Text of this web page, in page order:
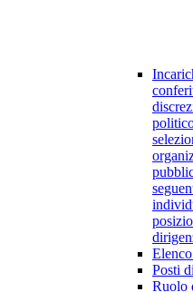
Posti
Ruolo